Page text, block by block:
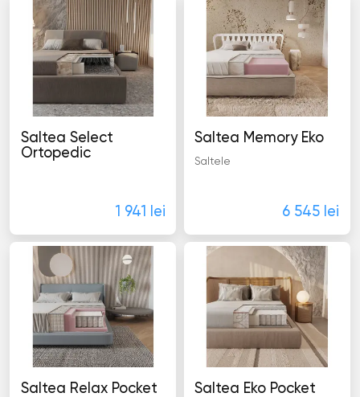
Saltea Select
Ortopedic
1 941 lei
Saltea Memory Eko
Saltele
6 545 lei
Saltea Relax Pocket Saltea Eko Pocket